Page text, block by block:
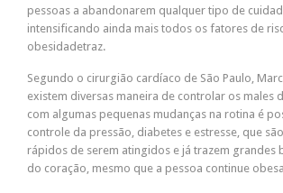
pessoas a abandonarem qualquer tipo de
intensificando ainda mais todos os fatores de
obesidadetraz.
Segundo o cirurgião cardíaco de São Paulo,
existem diversas maneira de controlar os males
com algumas pequenas mudanças na rotina é
controle da pressão, diabetes e estresse, que
rápidos de serem atingidos e já trazem grandes
do coração, mesmo que a pessoa continue